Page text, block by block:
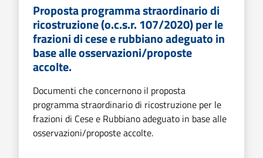
Proposta programma straordinario di
ricostruzione (o.c.s.r. 107/2020) per le
frazioni di cese e rubbiano adeguato in
base alle osservazioni/proposte
accolte.
Documenti che concernono il proposta
programma straordinario di ricostruzione per le
frazioni di Cese e Rubbiano adeguato in base alle
osservazioni/proposte accolte.